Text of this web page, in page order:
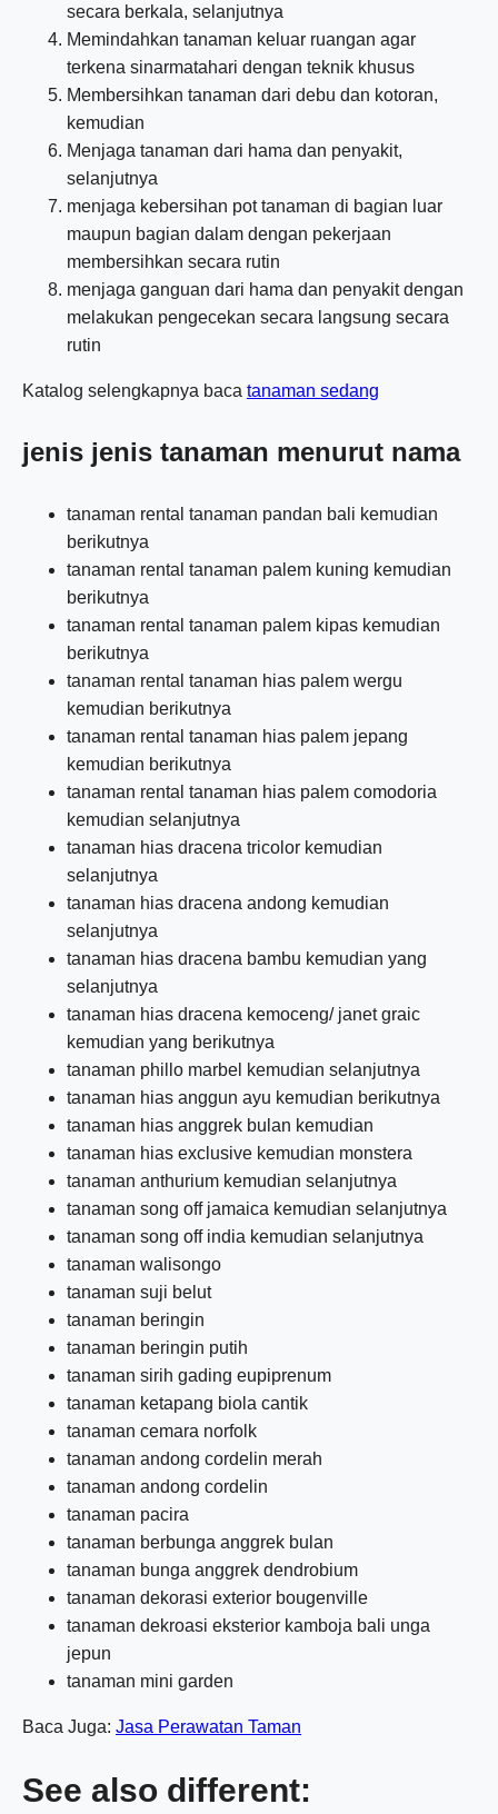
secara berkala, selanjutnya
Memindahkan tanaman keluar ruangan agar
terkena sinarmatahari dengan teknik khusus
Membersihkan tanaman dari debu dan kotoran,
kemudian
Menjaga tanaman dari hama dan penyakit,
selanjutnya
menjaga kebersihan pot tanaman di bagian luar
maupun bagian dalam dengan pekerjaan
membersihkan secara rutin
menjaga ganguan dari hama dan penyakit dengan
melakukan pengecekan secara langsung secara
rutin
Katalog selengkapnya baca tanaman sedang
jenis jenis tanaman menurut nama
tanaman rental tanaman pandan bali kemudian
berikutnya
tanaman rental tanaman palem kuning kemudian
berikutnya
tanaman rental tanaman palem kipas kemudian
berikutnya
tanaman rental tanaman hias palem wergu
kemudian berikutnya
tanaman rental tanaman hias palem jepang
kemudian berikutnya
tanaman rental tanaman hias palem comodoria
kemudian selanjutnya
tanaman hias dracena tricolor kemudian
selanjutnya
tanaman hias dracena andong kemudian
selanjutnya
tanaman hias dracena bambu kemudian yang
selanjutnya
tanaman hias dracena kemoceng/ janet graic
kemudian yang berikutnya
tanaman phillo marbel kemudian selanjutnya
tanaman hias anggun ayu kemudian berikutnya
tanaman hias anggrek bulan kemudian
tanaman hias exclusive kemudian monstera
tanaman anthurium kemudian selanjutnya
tanaman song off jamaica kemudian selanjutnya
tanaman song off india kemudian selanjutnya
tanaman walisongo
tanaman suji belut
tanaman beringin
tanaman beringin putih
tanaman sirih gading eupiprenum
tanaman ketapang biola cantik
tanaman cemara norfolk
tanaman andong cordelin merah
tanaman andong cordelin
tanaman pacira
tanaman berbunga anggrek bulan
tanaman bunga anggrek dendrobium
tanaman dekorasi exterior bougenville
tanaman dekroasi eksterior kamboja bali unga
jepun
tanaman mini garden
Baca Juga: Jasa Perawatan Taman
See also different: